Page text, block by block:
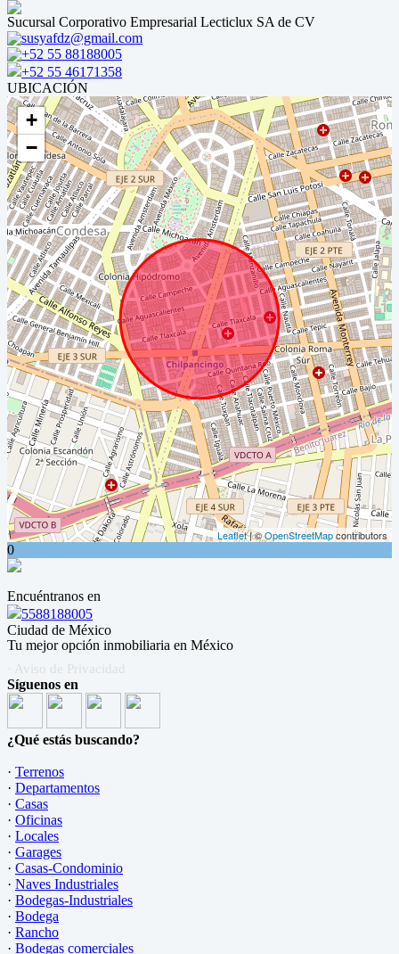
Sucursal Corporativo Empresarial Lecticlux SA de CV
susyafdz@gmail.com
+52 55 88188005
+52 55 46171358
UBICACIÓN
+
−
Leaflet| ©OpenStreetMapcontributors
0
Encuéntranos en
5588188005
Ciudad de México
Tu mejor opción inmobiliaria en México
· Aviso de Privacidad
Síguenos en
¿Qué estás buscando?
· Terrenos
· Departamentos
· Casas
· Oficinas
· Locales
· Garages
· Casas-Condominio
· Naves Industriales
· Bodegas-Industriales
· Bodega
· Rancho
· Bodegas comerciales